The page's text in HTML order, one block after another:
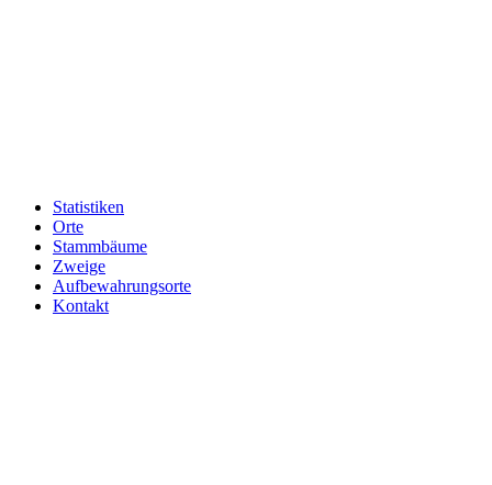
Statistiken
Orte
Stammbäume
Zweige
Aufbewahrungsorte
Kontakt